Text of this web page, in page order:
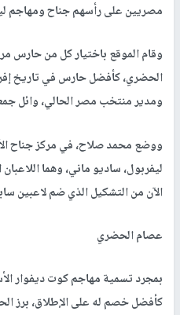
مصريين على رأسهم جناح ومهاجم
وقام الموقع باختيار كل من
الحضري، كأفضل حارس في تاريخ
ومدير منتخب مصر الحالي، وائل
ووضع محمد صلاح، في مركز جناح
ليفربول، ساديو ماني، وهما
الآن من التشكيل الذي ضم لاعبين
عصام الحضري
بمجرد تسمية مهاجم كوت ديفوار
كأفضل خصم له على الإطلاق، برز